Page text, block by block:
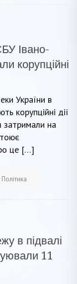
Івано-
корупційні
України в
корупційні дії
затримали на
це […]
Політика
в підвалі
11